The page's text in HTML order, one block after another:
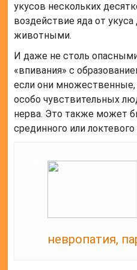
укусов нескольких
воздействие яда от
животными.
И даже не столь
«впивания» с
если они
особо чувствительных
нерва. Это также может
срединного или локтевого
невропатия,